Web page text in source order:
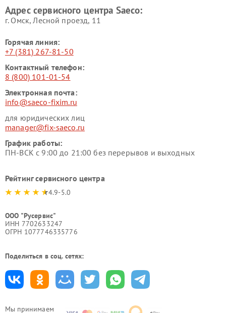
Мы принимаем
Адрес сервисного центра Saeco:
г. Омск, ​Лесной проезд, 11
Горячая линия:
+7 (381) 267-81-50
Контактный телефон:
8 (800) 101-01-54
Электронная почта:
info@saeco-fixim.ru
для юридических лиц
manager@fix-saeco.ru
График работы:
ПН-ВСК с 9:00 до 21:00 без перерывов и выходных
Рейтинг сервисного центра
4.9-5.0
ООО "Русервис"
ИНН 7702633247
ОГРН 1077746335776
Поделиться в соц. сетях: